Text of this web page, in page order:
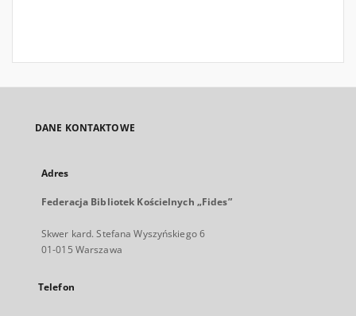
DANE KONTAKTOWE
Adres
Federacja Bibliotek Kościelnych „Fides”
Skwer kard. Stefana Wyszyńskiego 6
01-015 Warszawa
Telefon